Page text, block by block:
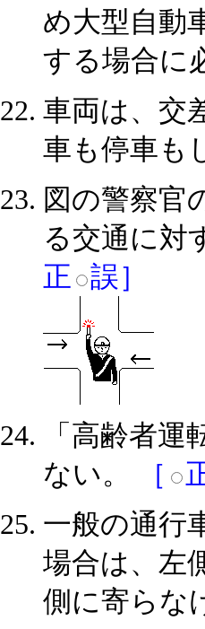
め大型自動
する場合に
車両は、交
車も停車も
図の警察官
る交通に対
正
誤］
「高齢者
ない。
［
一般の通行
場合は、左
側に寄らな